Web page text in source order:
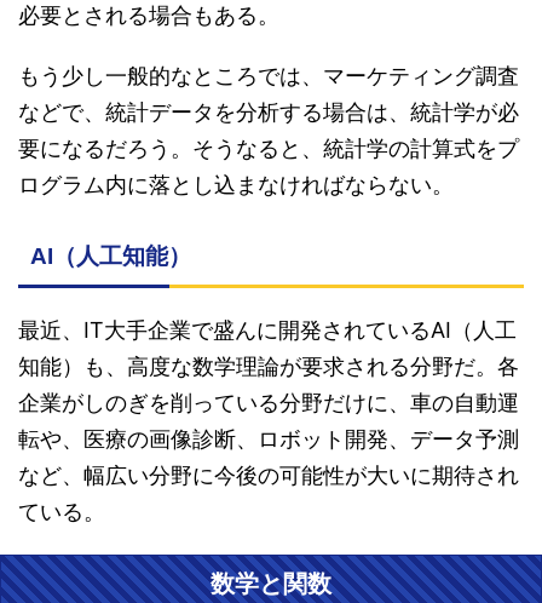
必要とされる場合もある。
もう少し一般的なところでは、マーケティング調査
などで、統計データを分析する場合は、統計学が必
要になるだろう。そうなると、統計学の計算式をプ
ログラム内に落とし込まなければならない。
AI（人工知能）
最近、IT大手企業で盛んに開発されているAI（人工
知能）も、高度な数学理論が要求される分野だ。各
企業がしのぎを削っている分野だけに、車の自動運
転や、医療の画像診断、ロボット開発、データ予測
など、幅広い分野に今後の可能性が大いに期待され
ている。
数学と関数